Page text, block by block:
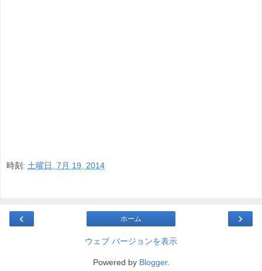
時刻: 土曜日, 7月 19, 2014
‹ ›
ホーム
ウェブ バージョンを表示
Powered by Blogger.